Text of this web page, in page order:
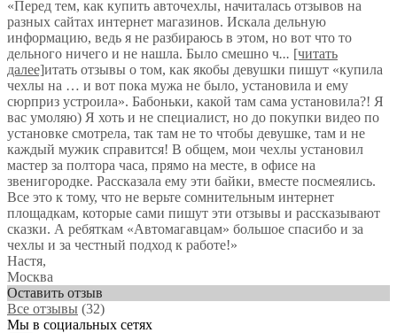
«Перед тем, как купить авточехлы, начиталась отзывов на
разных сайтах интернет магазинов. Искала дельную
информацию, ведь я не разбираюсь в этом, но вот что то
дельного ничего и не нашла. Было смешно ч... [читать
далее]итать отзывы о том, как якобы девушки пишут «купила
чехлы на … и вот пока мужа не было, установила и ему
сюрприз устроила». Бабоньки, какой там сама установила?! Я
вас умоляю) Я хоть и не специалист, но до покупки видео по
установке смотрела, так там не то чтобы девушке, там и не
каждый мужик справится! В общем, мои чехлы установил
мастер за полтора часа, прямо на месте, в офисе на
звенигородке. Рассказала ему эти байки, вместе посмеялись.
Все это к тому, что не верьте сомнительным интернет
площадкам, которые сами пишут эти отзывы и рассказывают
сказки. А ребяткам «Автомагавцам» большое спасибо и за
чехлы и за честный подход к работе!»
Настя,
Москва
Оставить отзыв
Все отзывы (32)
Мы в социальных сетях